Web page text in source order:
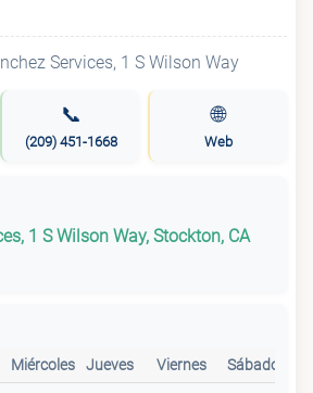
📞
(209) 451-1668
🌐
Web
1 S Wilson Way, Stockton, CA
Miércoles Jueves Viernes Sábado